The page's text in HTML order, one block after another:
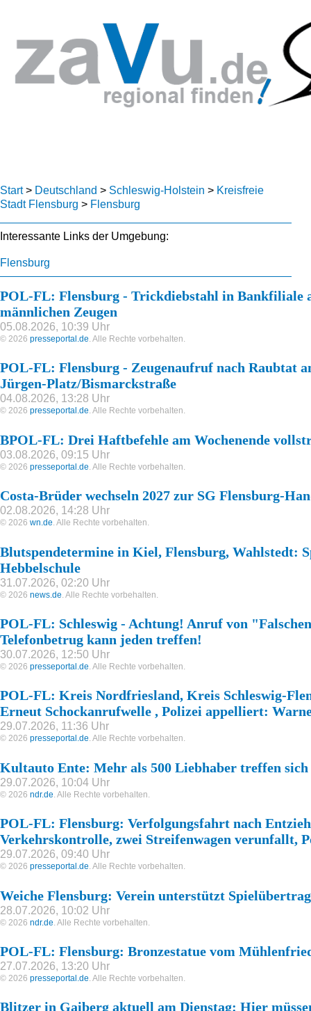
Start> Deutschland > Schleswig-Holstein > Kreisfreie
Stadt Flensburg > Flensburg
Interessante Links der Umgebung:
Flensburg
POL-FL: Flensburg - Trickdiebstahl in Bankfiliale
männlichen Zeugen
05.08.2026, 10:39 Uhr
© 2026 presseportal.de. Alle Rechte vorbehalten.
POL-FL: Flensburg - Zeugenaufruf nach Raubtat
Jürgen-Platz/Bismarckstraße
04.08.2026, 13:28 Uhr
© 2026 presseportal.de. Alle Rechte vorbehalten.
BPOL-FL: Drei Haftbefehle am Wochenende
03.08.2026, 09:15 Uhr
© 2026 presseportal.de . Alle Rechte vorbehalten.
Costa-Brüder wechseln 2027 zur SG Flensburg-
02.08.2026, 14:28 Uhr
© 2026 wn.de. Alle Rechte vorbehalten.
Blutspendetermine in Kiel, Flensburg, Wahlstedt:
Hebbelschule
31.07.2026, 02:20 Uhr
© 2026 news.de . Alle Rechte vorbehalten.
POL-FL: Schleswig - Achtung! Anruf von
Telefonbetrug kann jeden treffen!
30.07.2026, 12:50 Uhr
© 2026 presseportal.de. Alle Rechte vorbehalten.
POL-FL: Kreis Nordfriesland, Kreis Schleswig-
Erneut Schockanrufwelle , Polizei appelliert:
29.07.2026, 11:36 Uhr
© 2026 presseportal.de. Alle Rechte vorbehalten.
Kultauto Ente: Mehr als 500 Liebhaber treffen
29.07.2026, 10:04 Uhr
© 2026 ndr.de . Alle Rechte vorbehalten.
POL-FL: Flensburg: Verfolgungsfahrt nach
Verkehrskontrolle, zwei Streifenwagen verunfallt,
29.07.2026, 09:40 Uhr
© 2026 presseportal.de. Alle Rechte vorbehalten.
Weiche Flensburg: Verein unterstützt
28.07.2026, 10:02 Uhr
© 2026 ndr.de . Alle Rechte vorbehalten.
POL-FL: Flensburg: Bronzestatue vom
27.07.2026, 13:20 Uhr
© 2026 presseportal.de. Alle Rechte vorbehalten.
Blitzer in Gaiberg aktuell am Dienstag: Hier